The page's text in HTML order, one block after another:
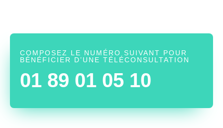
COMPOSEZ LE NUMÉRO SUIVANT POUR
BÉNÉFICIER D’UNE TÉLÉCONSULTATION
01 89 01 05 10